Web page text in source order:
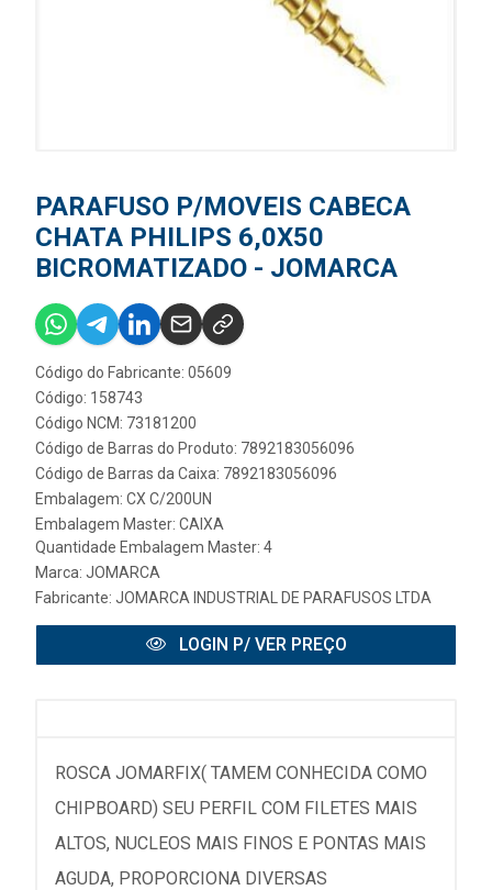
PARAFUSO P/MOVEIS CABECA
CHATA PHILIPS 6,0X50
BICROMATIZADO - JOMARCA
Código do Fabricante: 05609
Código: 158743
Código NCM: 73181200
Código de Barras do Produto: 7892183056096
Código de Barras da Caixa: 7892183056096
Embalagem: CX C/200UN
Embalagem Master: CAIXA
Quantidade Embalagem Master: 4
Marca: JOMARCA
Fabricante: JOMARCA INDUSTRIAL DE PARAFUSOS LTDA
LOGIN P/ VER PREÇO
ROSCA JOMARFIX( TAMEM CONHECIDA COMO
CHIPBOARD) SEU PERFIL COM FILETES MAIS
ALTOS, NUCLEOS MAIS FINOS E PONTAS MAIS
AGUDA, PROPORCIONA DIVERSAS